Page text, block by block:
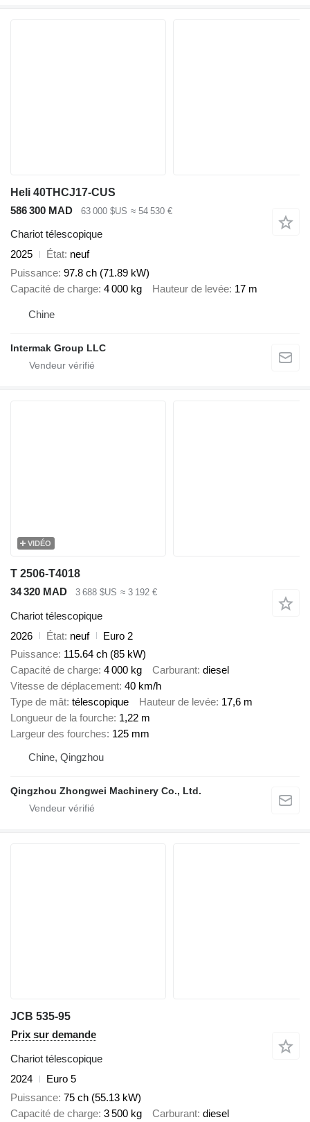
Heli 40THCJ17-CUS
586 300 MAD
63 000 $US ≈ 54 530 €
Chariot télescopique
2025
État neuf
Puissance 97.8 ch (71.89 kW)
Capacité de charge 4 000 kg Hauteur de levée 17 m
Chine
Intermak Group LLC
VIDÉO
T 2506-T4018
34 320 MAD
3 688 $US ≈ 3 192 €
Chariot télescopique
2026
État neuf
Euro 2
Puissance 115.64 ch (85 kW)
Capacité de charge 4 000 kg Carburant diesel
Vitesse de déplacement 40 km/h
Type de mât télescopique Hauteur de levée 17,6 m
Longueur de la fourche 1,22 m
Largeur des fourches 125 mm
Chine, Qingzhou
Qingzhou Zhongwei Machinery Co., Ltd.
JCB 535-95
Prix sur demande
Chariot télescopique
2024
Euro 5
Puissance 75 ch (55.13 kW)
Capacité de charge 3 500 kg Carburant diesel